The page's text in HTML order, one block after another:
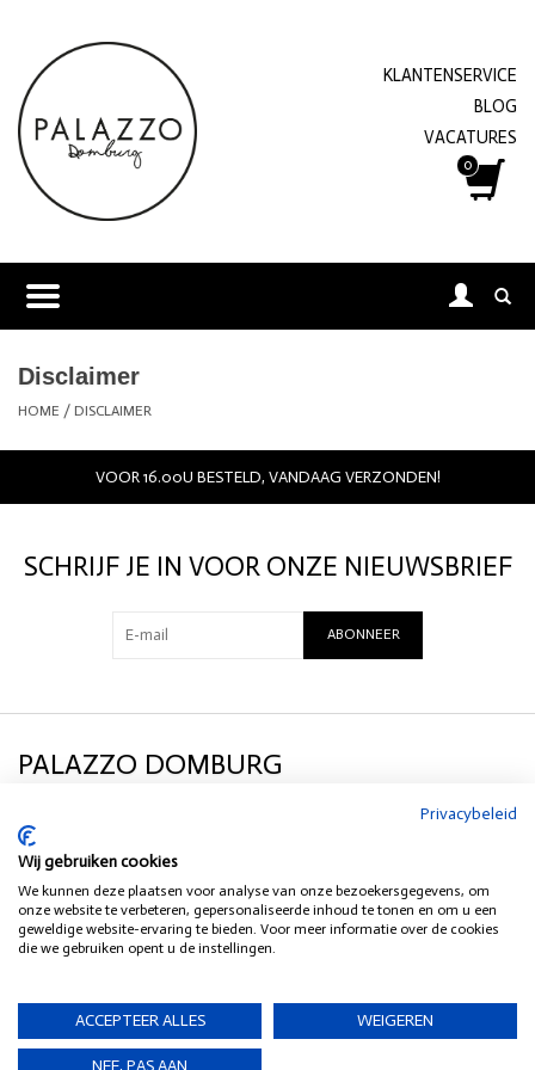
KLANTENSERVICE
BLOG
VACATURES
0
Disclaimer
HOME / DISCLAIMER
VOOR 16.00U BESTELD, VANDAAG VERZONDEN!
SCHRIJF JE IN VOOR ONZE NIEUWSBRIEF
ABONNEER
PALAZZO DOMBURG
KLANTENSERVICE
SOCIAL MEDIA
Privacybeleid
Wij gebruiken cookies
We kunnen deze plaatsen voor analyse van onze bezoekersgegevens, om
onze website te verbeteren, gepersonaliseerde inhoud te tonen en om u een
geweldige website-ervaring te bieden. Voor meer informatie over de cookies
die we gebruiken opent u de instellingen.
ACCEPTEER ALLES WEIGEREN
NEE, PAS AAN